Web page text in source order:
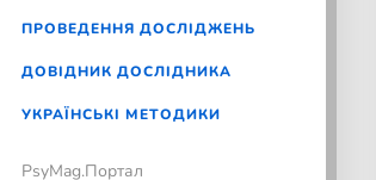
ПРОВЕДЕННЯ ДОСЛІДЖЕНЬ
ДОВІДНИК ДОСЛІДНИКА
УКРАЇНСЬКІ МЕТОДИКИ
PsyMag.Портал